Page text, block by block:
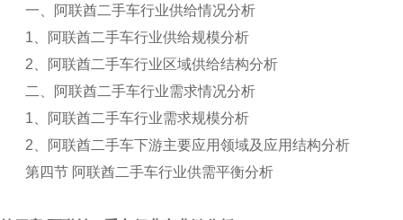
一、阿联酋二手车行业供给情况分析
1 、阿联酋二手车行业供给规模分析
2 、阿联酋二手车行业区域供给结构分析
二、阿联酋二手车行业需求情况分析
1 、阿联酋二手车行业需求规模分析
2 、阿联酋二手车下游主要应用领域及应用结构分析
第四节 阿联酋二手车行业供需平衡分析